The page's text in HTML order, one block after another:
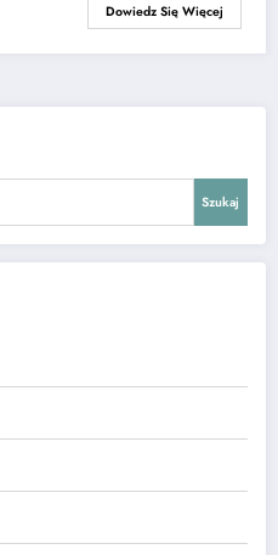
Dowiedz Się Więcej
Szukaj